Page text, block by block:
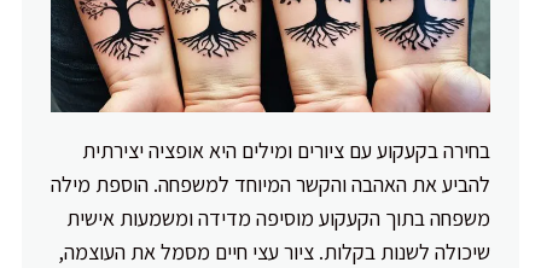
בחירה בקעקוע עם ציורים ומילים היא אופציה יצירתית
להביע את האהבה והקשר המיוחד למשפחה. הוספת מילה
משפחה בתוך הקעקוע מוסיפה מדידה ומשמעות אישית
שיכולה לשנות בקלות. ציור עצי חיים מסמל את העוצמה,